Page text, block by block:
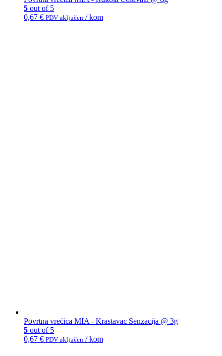
5 out of 5
0,67 € PDV uključen / kom
Povrtna vrećica MIA - Krastavac Senzacija @ 3g
5 out of 5
0,67 € PDV uključen / kom